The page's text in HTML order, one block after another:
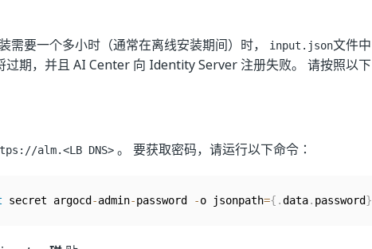
要一个多小时（通常在离线安装期间）时， input.json文件中
期，并且 AI Center 向 Identity Server 注册失败。 请按照以下
alm.<LB DNS> 。 要获取密码，请运行以下命令：
secret argocd -admin-password -o jsonpath={ .data. password}